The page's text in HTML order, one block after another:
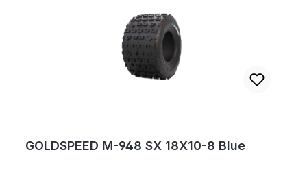
GOLDSPEED M-948 SX 18X10-8 Blue